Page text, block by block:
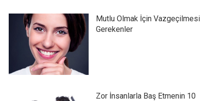
Mutlu Olmak İçin Vazgeçilmesi
Gerekenler
Zor İnsanlarla Baş Etmenin 10